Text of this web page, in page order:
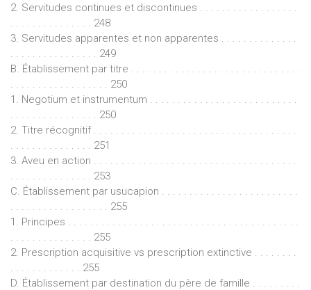
2. Servitudes continues et discontinues . . . . . . . . . . . . . . . . . .
. . . . . . . . . . . . . . . 248
3. Servitudes apparentes et non apparentes . . . . . . . . . . . . . .
. . . . . . . . . . . . . . . . 249
B. Établissement par titre . . . . . . . . . . . . . . . . . . . . . . . . . . . . . . .
. . . . . . . . . . . . . . . . . . 250
1. Negotium et instrumentum . . . . . . . . . . . . . . . . . . . . . . . . . . .
. . . . . . . . . . . . . . . . 250
2. Titre récognitif . . . . . . . . . . . . . . . . . . . . . . . . . . . . . . . . . . . . .
. . . . . . . . . . . . . . . 251
3. Aveu en action . . . . . . . . . . . . . . . . . . . . . . . . . . . . . . . . . . . . .
. . . . . . . . . . . . . . . 253
C. Établissement par usucapion . . . . . . . . . . . . . . . . . . . . . . . . .
. . . . . . . . . . . . . . . . . . 255
1. Principes . . . . . . . . . . . . . . . . . . . . . . . . . . . . . . . . . . . . . . . . . .
. . . . . . . . . . . . . . . 255
2. Prescription acquisitive vs prescription extinctive . . . . . . . .
. . . . . . . . . . . . . 255
D. Établissement par destination du père de famille . . . . . . . . .